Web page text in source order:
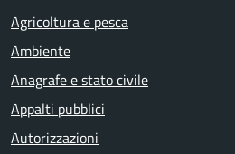
Agricoltura e pesca
Ambiente
Anagrafe e stato civile
Appalti pubblici
Autorizzazioni